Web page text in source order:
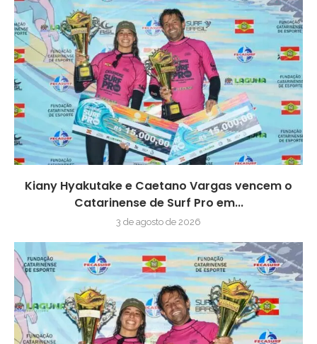
Kiany Hyakutake e Caetano Vargas vencem o
Catarinense de Surf Pro em...
3 de agosto de 2026